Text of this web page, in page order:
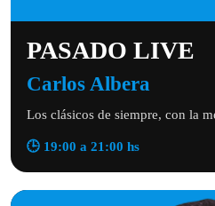
PASADO LIVE
Carlos Albera
Los clásicos de siempre, con la
🕒 19:00 a 21:00 hs